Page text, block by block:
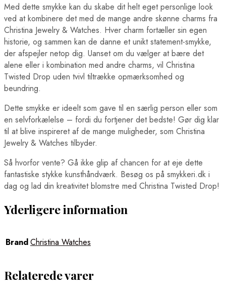
Med dette smykke kan du skabe dit helt eget personlige look
ved at kombinere det med de mange andre skønne charms fra
Christina Jewelry & Watches. Hver charm fortæller sin egen
historie, og sammen kan de danne et unikt statement-smykke,
der afspejler netop dig. Uanset om du vælger at bære det
alene eller i kombination med andre charms, vil Christina
Twisted Drop uden tvivl tiltrække opmærksomhed og
beundring.
Dette smykke er ideelt som gave til en særlig person eller som
en selvforkælelse – fordi du fortjener det bedste! Gør dig klar
til at blive inspireret af de mange muligheder, som Christina
Jewelry & Watches tilbyder.
Så hvorfor vente? Gå ikke glip af chancen for at eje dette
fantastiske stykke kunsthåndværk. Besøg os på smykkeri.dk i
dag og lad din kreativitet blomstre med Christina Twisted Drop!
Yderligere information
BrandChristina Watches
Relaterede varer